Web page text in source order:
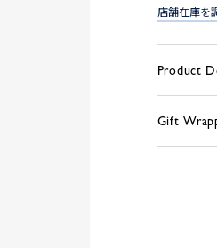
店舗在庫を
Product
Gift